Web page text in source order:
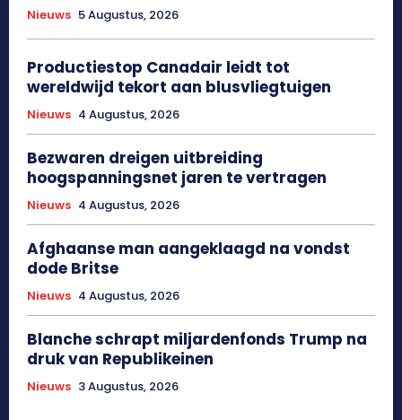
Nieuws 5 Augustus, 2026
Productiestop Canadair leidt tot
wereldwijd tekort aan blusvliegtuigen
Nieuws 4 Augustus, 2026
Bezwaren dreigen uitbreiding
hoogspanningsnet jaren te vertragen
Nieuws 4 Augustus, 2026
Afghaanse man aangeklaagd na vondst
dode Britse
Nieuws 4 Augustus, 2026
Blanche schrapt miljardenfonds Trump na
druk van Republikeinen
Nieuws 3 Augustus, 2026